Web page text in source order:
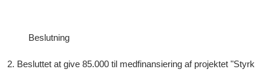
Beslutning
2. Besluttet at give 85.000 til medfinansiering af projektet "Styrk